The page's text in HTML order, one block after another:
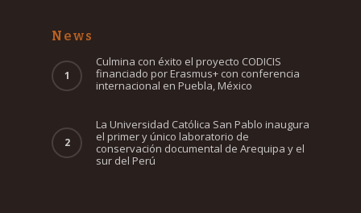
News
Culmina con éxito el proyecto CODICIS
financiado por Erasmus+ con conferencia
internacional en Puebla, México
La Universidad Católica San Pablo inaugura
el primer y único laboratorio de
conservación documental de Arequipa y el
sur del Perú